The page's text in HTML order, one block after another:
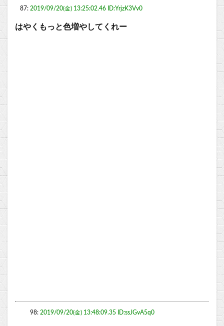
87: 2019/09/20(金) 13:25:02.46 ID:YrjzK3Vv0
はやくもっと色増やしてくれー
98: 2019/09/20(金) 13:48:09.35 ID:ssJGvA5q0